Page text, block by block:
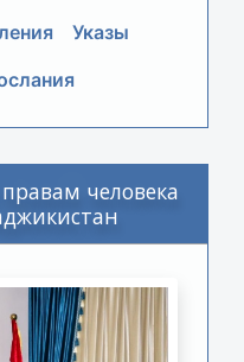
Указы
человека